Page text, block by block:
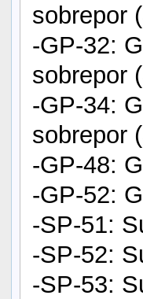
sobrepor
-GP-32:
sobrepor
-GP-34:
sobrepor
-GP-48:
-GP-52:
-SP-51:
-SP-52:
-SP-53: